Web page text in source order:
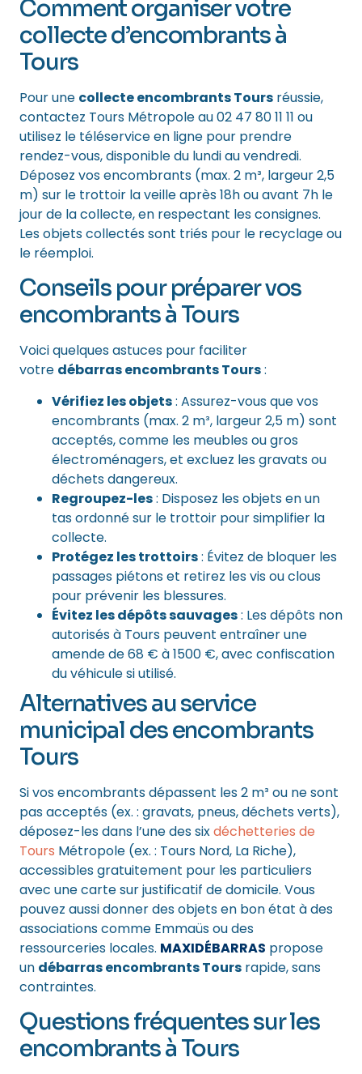
Comment organiser votre
collecte d’encombrants à
Tours
Pour une collecte encombrants Tours réussie,
contactez Tours Métropole au 02 47 80 11 11 ou
utilisez le téléservice en ligne pour prendre
rendez-vous, disponible du lundi au vendredi.
Déposez vos encombrants (max. 2 m³, largeur 2,5
m) sur le trottoir la veille après 18h ou avant 7h le
jour de la collecte, en respectant les consignes.
Les objets collectés sont triés pour le recyclage ou
le réemploi.
Conseils pour préparer vos
encombrants à Tours
Voici quelques astuces pour faciliter
votre débarras encombrants Tours:
Vérifiez les objets: Assurez-vous que vos
encombrants (max. 2 m³, largeur 2,5 m) sont
acceptés, comme les meubles ou gros
électroménagers, et excluez les gravats ou
déchets dangereux.
Regroupez-les: Disposez les objets en un
tas ordonné sur le trottoir pour simplifier la
collecte.
Protégez les trottoirs: Évitez de bloquer les
passages piétons et retirez les vis ou clous
pour prévenir les blessures.
Évitez les dépôts sauvages: Les dépôts non
autorisés à Tours peuvent entraîner une
amende de 68 € à 1500 €, avec confiscation
du véhicule si utilisé.
Alternatives au service
municipal des encombrants
Tours
Si vos encombrants dépassent les 2 m³ ou ne sont
pas acceptés (ex. : gravats, pneus, déchets verts),
déposez-les dans l’une des sixdéchetteries de
Tours Métropole (ex. : Tours Nord, La Riche),
accessibles gratuitement pour les particuliers
avec une carte sur justificatif de domicile. Vous
pouvez aussi donner des objets en bon état à des
associations comme Emmaüs ou des
ressourceries locales. MAXIDÉBARRAS propose
un débarras encombrants Tours rapide, sans
contraintes.
Questions fréquentes sur les
encombrants à Tours